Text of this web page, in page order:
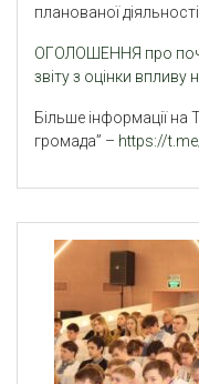
планованої діяльності.
ОГОЛОШЕННЯ про
звіту з оцінки впливу
Більше інформації на
громада” – https://